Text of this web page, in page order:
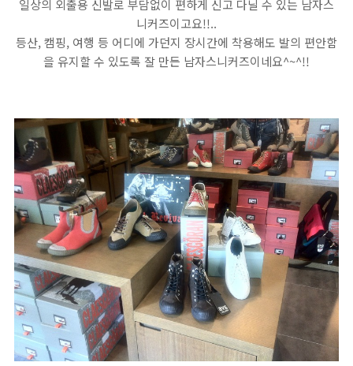
일상의 외출용 신발로 부담없이 편하게 신고 다닐 수 있는 남자스
니커즈이고요!!..
등산, 캠핑, 여행 등 어디에 가던지 장시간에 착용해도 발의 편안함
을 유지할 수 있도록 잘 만든 남자스니커즈이네요^~^!!